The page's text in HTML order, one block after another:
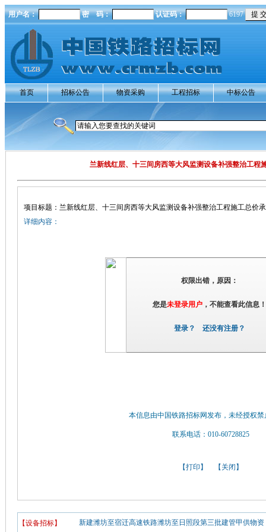
用户名： 密 码： 认证码： 6197
首页 招标公告 物资采购 工程招标 中标公告
兰新线红层、十三间房西等大风监测设备补强整治工程
项目标题：兰新线红层、十三间房西等大风监测设备补强整治工程施工总价
详细内容：
权限出错，原因：
您是未登录用户，不能查看此信息！
登录？ 还没有注册？
本信息由中国铁路招标网发布，未经授权禁
联系电话：010-60728825
【打印 】 【 关闭 】
【设备招标】
新建潍坊至宿迁高速铁路潍坊至日照段第三批建管甲供物资